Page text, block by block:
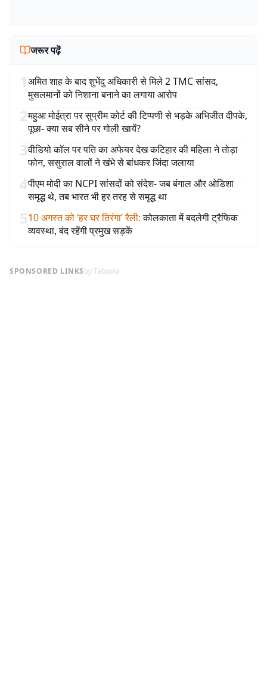
जरूर पढ़ें
1अमित शाह के बाद शुभेंदु अधिकारी से मिले 2 TMC सांसद,
मुसलमानों को निशाना बनाने का लगाया आरोप
2महुआ मोईत्रा पर सुप्रीम कोर्ट की टिप्पणी से भड़के अभिजीत दीपके,
पूछा- क्या सब सीने पर गोली खायें?
3वीडियो कॉल पर पति का अफेयर देख कटिहार की महिला ने तोड़ा
फोन, ससुराल वालों ने खंभे से बांधकर जिंदा जलाया
4पीएम मोदी का NCPI सांसदों को संदेश- जब बंगाल और ओडिशा
समृद्ध थे, तब भारत भी हर तरह से समृद्ध था
510 अगस्त को ‘हर घर तिरंगा’ रैली: कोलकाता में बदलेगी ट्रैफिक
व्यवस्था, बंद रहेंगी प्रमुख सड़कें
SPONSORED LINKSby Taboola